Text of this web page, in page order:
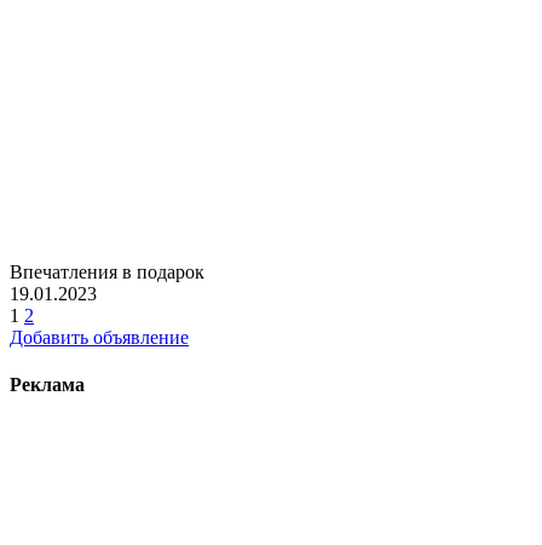
Впечатления в подарок
19.01.2023
1 2
Добавить объявление
Реклама